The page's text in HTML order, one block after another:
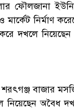
ফৌলজানা
নির্মাণ
দখলে
বাজার
অবৈধ